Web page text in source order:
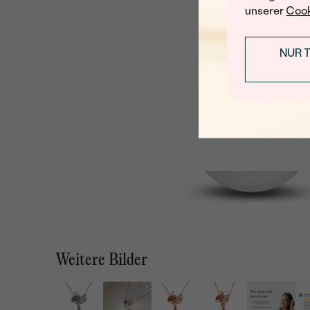
unserer
NUR
Weitere Bilder